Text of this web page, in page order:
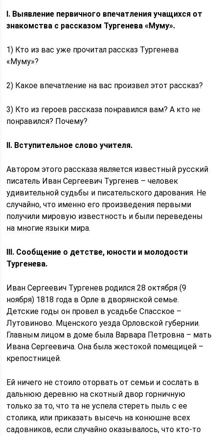
I. Выявление первичного впечатления учащихся от
знакомства с рассказом Тургенева «Муму».
1) Кто из вас уже прочитал рассказ Тургенева
«Муму»?
2) Какое впечатление на вас произвел этот рассказ?
3) Кто из героев рассказа понравился вам? А кто не
понравился? Почему?
II. Вступительное слово учителя.
Автором этого рассказа является известный русский
писатель Иван Сергеевич Тургенев – человек
удивительной судьбы и писательского дарования. Не
случайно, что именно его произведения первыми
получили мировую известность и были переведены
на многие языки мира.
III. Сообщение о детстве, юности и молодости
Тургенева.
Иван Сергеевич Тургенев родился 28 октября (9
ноября) 1818 года в Орле в дворянской семье.
Детские годы он провел в усадьбе Спасское –
Лутовиново. Мценского уезда Орловской губернии.
Главным лицом в доме была Варвара Петровна – мать
Ивана Сергеевича. Она была жестокой помещицей –
крепостницей.
Ей ничего не стоило оторвать от семьи и сослать в
дальнюю деревню на скотный двор горничную
только за то, что та не успела стереть пыль с ее
столика, или приказать высечь на конюшне всех
садовников, если случайно оказывалось, что кто-то